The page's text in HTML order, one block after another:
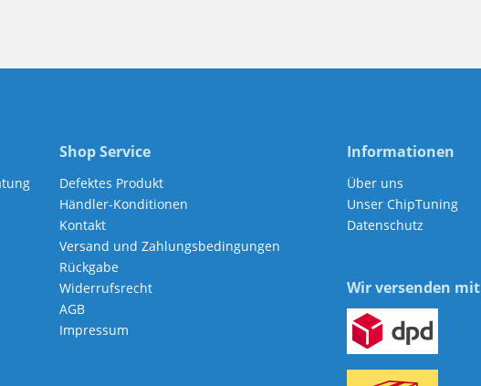
Shop Service
Defektes Produkt
Händler-Konditionen
Kontakt
Versand und Zahlungsbedingungen
Rückgabe
Widerrufsrecht
AGB
Impressum
Informationen
Über uns
Unser ChipTuning
Datenschutz
Wir versenden mit